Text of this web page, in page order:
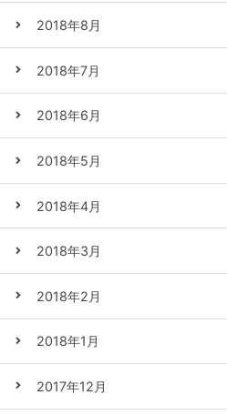
2018年8月
2018年7月
2018年6月
2018年5月
2018年4月
2018年3月
2018年2月
2018年1月
2017年12月